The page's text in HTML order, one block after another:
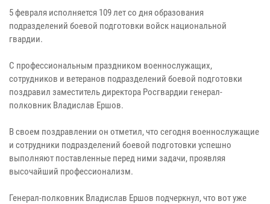
5 февраля исполняется 109 лет со дня образования
подразделений боевой подготовки войск национальной
гвардии.
С профессиональным праздником военнослужащих,
сотрудников и ветеранов подразделений боевой подготовки
поздравил заместитель директора Росгвардии генерал-
полковник Владислав Ершов.
В своем поздравлении он отметил, что сегодня военнослужащие
и сотрудники подразделений боевой подготовки успешно
выполняют поставленные перед ними задачи, проявляя
высочайший профессионализм.
Генерал-полковник Владислав Ершов подчеркнул, что вот уже